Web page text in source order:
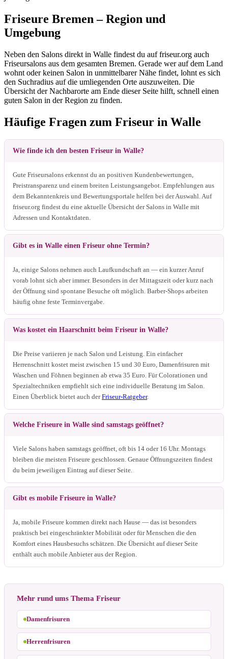
Friseure Bremen – Region und
Umgebung
Neben den Salons direkt in Walle findest du auf friseur.org auch
Friseursalons aus dem gesamten Bremen. Gerade wer auf dem Land
wohnt oder keinen Salon in unmittelbarer Nähe findet, lohnt es sich
den Suchradius auf die umliegenden Orte auszuweiten. Die
Übersicht der Nachbarorte am Ende dieser Seite hilft, schnell einen
guten Salon in der Region zu finden.
Häufige Fragen zum Friseur in Walle
Wie finde ich den besten Friseur in Walle?
Gute Friseursalons erkennst du an positiven Kundenbewertungen,
Preistransparenz und einem breiten Leistungsangebot. Empfehlungen aus
dem Bekanntenkreis und Bewertungsportale helfen bei der Auswahl. Auf
friseur.org findest du eine aktuelle Übersicht der Salons in Walle mit
Adressen und Kontaktdaten.
Gibt es in Walle einen Friseur ohne Termin?
Ja, einige Salons nehmen auch Laufkundschaft an — ein kurzer Anruf
vorab lohnt sich aber immer. Besonders in der Mittagszeit oder kurz nach
der Öffnung sind spontane Besuche oft möglich. Barber-Shops arbeiten
häufig ohne feste Terminvergabe.
Was kostet ein Haarschnitt beim Friseur in Walle?
Die Preise variieren je nach Salon und Leistung. Ein einfacher
Herrenschnitt kostet meist zwischen 15 und 30 Euro, Damenfrisuren mit
Waschen und Föhnen beginnen ab etwa 35 Euro. Für Colorationen und
Spezialtechniken empfiehlt sich eine individuelle Beratung im Salon.
Einen Überblick bietet auch derFriseur-Ratgeber.
Welche Friseure in Walle sind samstags geöffnet?
Viele Salons haben samstags geöffnet, oft bis 14 oder 16 Uhr. Montags
bleiben die meisten Friseure geschlossen. Genaue Öffnungszeiten findest
du beim jeweiligen Eintrag auf dieser Seite.
Gibt es mobile Friseure in Walle?
Ja, mobile Friseure kommen direkt nach Hause — das ist besonders
praktisch bei eingeschränkter Mobilität oder für Menschen die den
Komfort eines Hausbesuchs schätzen. Die Übersicht auf dieser Seite
enthält auch mobile Anbieter aus der Region.
Mehr rund ums Thema Friseur
Damenfrisuren
Herrenfrisuren